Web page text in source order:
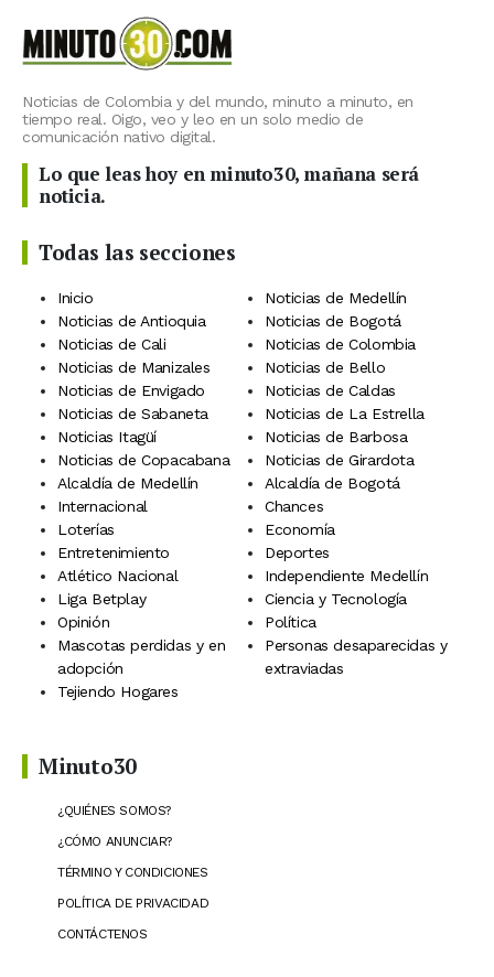
Noticias de Colombia y del mundo, minuto a minuto, en
tiempo real. Oigo, veo y leo en un solo medio de
comunicación nativo digital.
Lo que leas hoy en minuto30, mañana será
noticia.
Todas las secciones
Inicio
Noticias de Medellín
Noticias de Antioquia
Noticias de Bogotá
Noticias de Cali
Noticias de Colombia
Noticias de Manizales
Noticias de Bello
Noticias de Envigado
Noticias de Caldas
Noticias de Sabaneta
Noticias de La Estrella
Noticias Itagüí
Noticias de Barbosa
Noticias de Copacabana
Noticias de Girardota
Alcaldía de Medellín
Alcaldía de Bogotá
Internacional
Chances
Loterías
Economía
Entretenimiento
Deportes
Atlético Nacional
Independiente Medellín
Liga Betplay
Ciencia y Tecnología
Opinión
Política
Mascotas perdidas y en
adopción
Personas desaparecidas y
extraviadas
Tejiendo Hogares
Minuto30
¿QUIÉNES SOMOS?
¿CÓMO ANUNCIAR?
TÉRMINO Y CONDICIONES
POLÍTICA DE PRIVACIDAD
CONTÁCTENOS